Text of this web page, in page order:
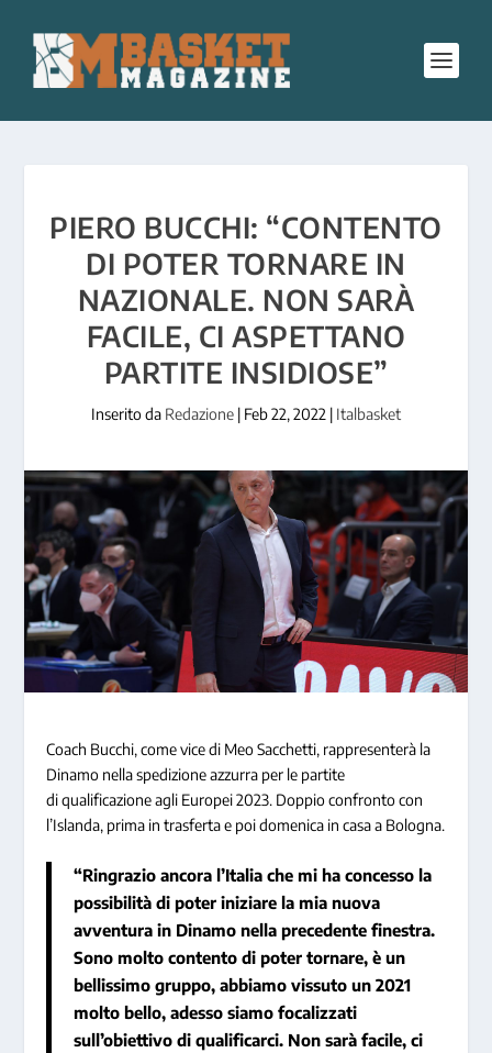
PIERO BUCCHI: “CONTENTO
DI POTER TORNARE IN
NAZIONALE. NON SARÀ
FACILE, CI ASPETTANO
PARTITE INSIDIOSE”
Inserito da Redazione | Feb 22, 2022 | Italbasket
Coach Bucchi, come vice di Meo Sacchetti, rappresenterà la
Dinamo nella spedizione azzurra per le partite
diqualificazione agli Europei 2023. Doppio confronto con
l’Islanda, prima in trasferta e poi domenica in casa a Bologna.
“Ringrazio ancora l’Italia che mi ha concesso la
possibilità di poter iniziare la mia nuova
avventura in Dinamo nella precedente finestra.
Sono molto contento di poter tornare, è un
bellissimo gruppo, abbiamo vissuto un 2021
molto bello, adesso siamo focalizzati
sull’obiettivo di qualificarci. Non sarà facile, ci